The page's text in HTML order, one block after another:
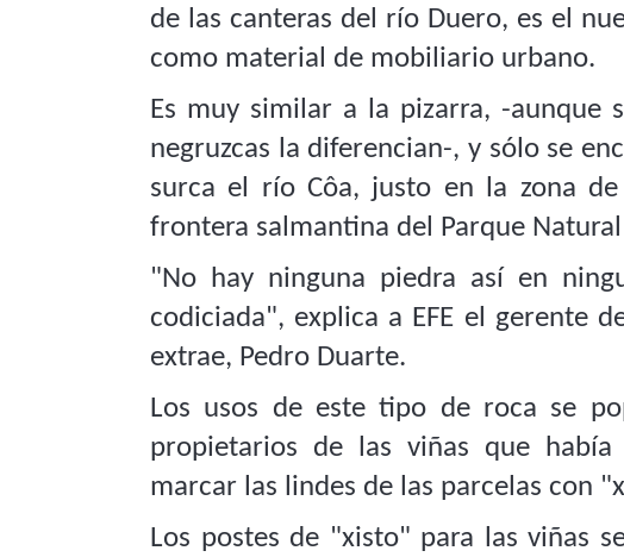
de las canteras del río Duero, es el
como material de mobiliario urbano.
Es muy similar a la pizarra, -aunque
negruzcas la diferencian-, y sólo se
surca el río Côa, justo en la zona
frontera salmantina del Parque
"No hay ninguna piedra así en
codiciada", explica a EFE el gerente
extrae, Pedro Duarte.
Los usos de este tipo de roca se
propietarios de las viñas que
marcar las lindes de las parcelas con
Los postes de "xisto" para las viñas